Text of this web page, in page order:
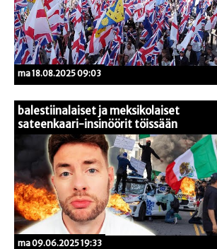
ma 18.08.2025 09:03
balestiinalaiset ja meksikolaiset
sateenkaari-insinöörit töissään
ma 09.06.2025 19:33